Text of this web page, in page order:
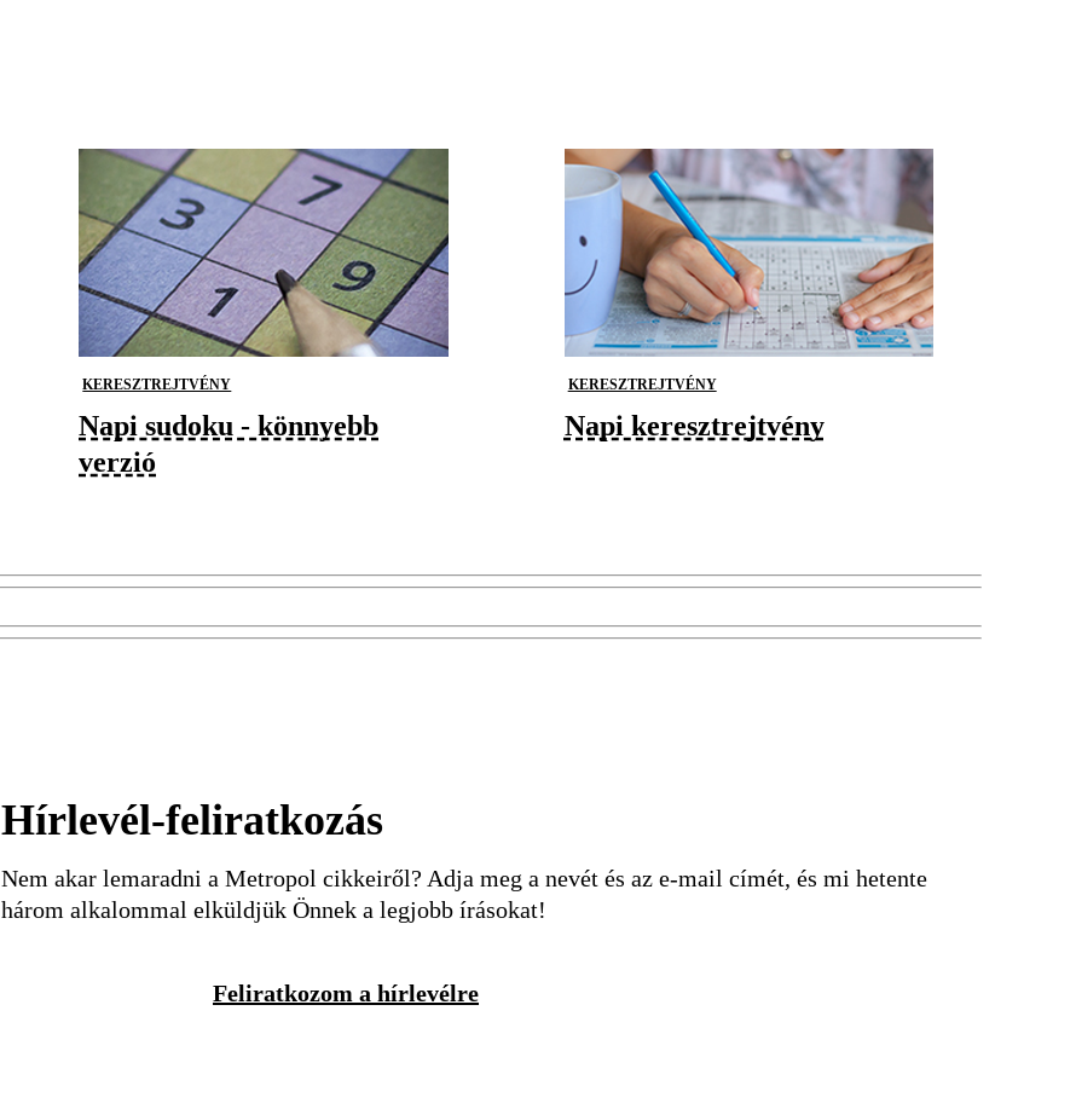
KERESZTREJTVÉNY
Napi sudoku - könnyebb
verzió
KERESZTREJTVÉNY
Napi keresztrejtvény
Hírlevél-feliratkozás
Nem akar lemaradni a Metropol cikkeiről? Adja meg a nevét és az e-mail címét, és mi hetente
három alkalommal elküldjük Önnek a legjobb írásokat!
Feliratkozom a hírlevélre